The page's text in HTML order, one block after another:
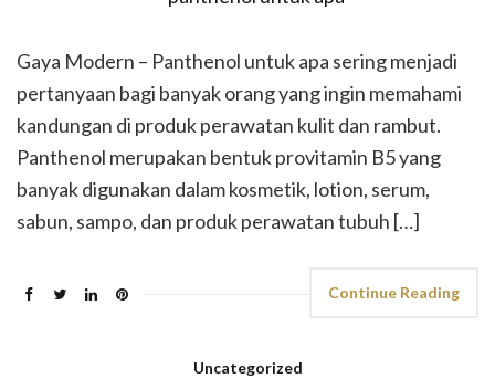
Gaya Modern – Panthenol untuk apa sering menjadi
pertanyaan bagi banyak orang yang ingin memahami
kandungan di produk perawatan kulit dan rambut.
Panthenol merupakan bentuk provitamin B5 yang
banyak digunakan dalam kosmetik, lotion, serum,
sabun, sampo, dan produk perawatan tubuh […]
Continue Reading
Uncategorized